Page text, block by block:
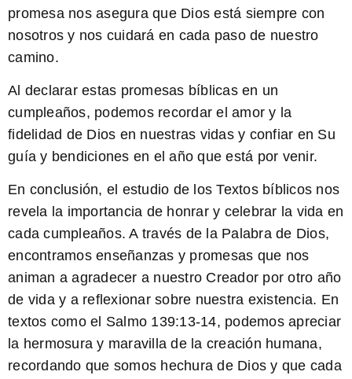
promesa nos asegura que Dios está siempre con
nosotros y nos cuidará en cada paso de nuestro
camino.
Al declarar estas promesas bíblicas en un
cumpleaños, podemos recordar el amor y la
fidelidad de Dios en nuestras vidas y confiar en Su
guía y bendiciones en el año que está por venir.
En conclusión, el estudio de los Textos bíblicos nos
revela la importancia de honrar y celebrar la vida en
cada cumpleaños. A través de la Palabra de Dios,
encontramos enseñanzas y promesas que nos
animan a agradecer a nuestro Creador por otro año
de vida y a reflexionar sobre nuestra existencia. En
textos como el Salmo 139:13-14, podemos apreciar
la hermosura y maravilla de la creación humana,
recordando que somos hechura de Dios y que cada